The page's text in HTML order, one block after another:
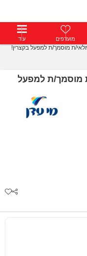
פרימיוםמועדפים עוד
ת מוסמך/ת למפעל בקצרין!
מוסמך/ת למפעל